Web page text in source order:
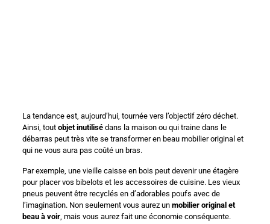
La tendance est, aujourd’hui, tournée vers l’objectif zéro déchet.
Ainsi, tout objet inutilisédans la maison ou qui traine dans le
débarras peut très vite se transformer en beau mobilier original et
qui ne vous aura pas coûté un bras.
Par exemple, une vieille caisse en bois peut devenir une étagère
pour placer vos bibelots et les accessoires de cuisine. Les vieux
pneus peuvent être recyclés en d’adorables poufs avec de
l’imagination. Non seulement vous aurez un mobilier original et
beau à voir, mais vous aurez fait une économie conséquente.